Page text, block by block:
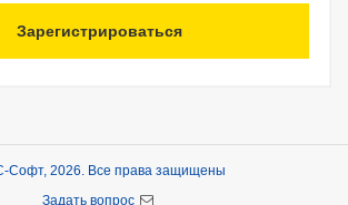
Зарегистрироваться
Софт, 2026. Все права защищены
Задать вопрос